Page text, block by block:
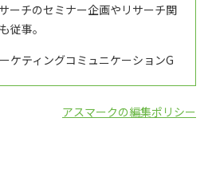
ーチのセミナー企画やリサーチ関
従事。
ティングコミュニケーションG
アスマークの編集ポリシー